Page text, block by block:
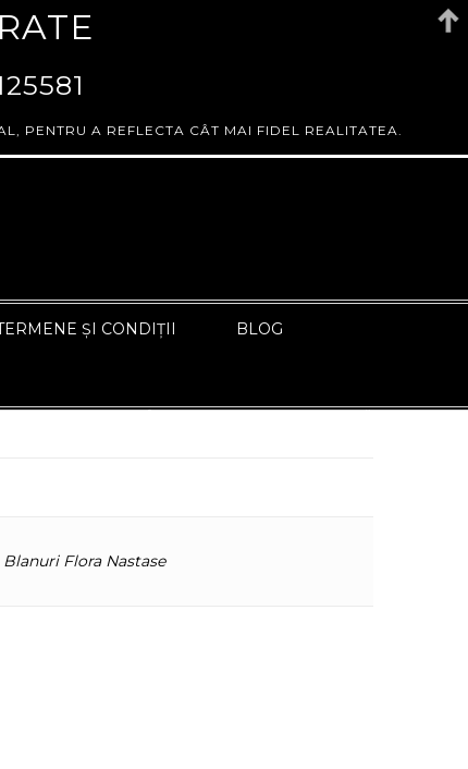
ȘI CONDIȚII BLOG
ÎNAPOI LA PAGINA ANTERIOARĂ
Blanuri Flora Nastase
PENTRU A REFLECTA CÂT MAI FIDEL REALITATEA.